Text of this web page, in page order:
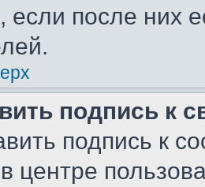
после них
подпись к
подпись к
центре